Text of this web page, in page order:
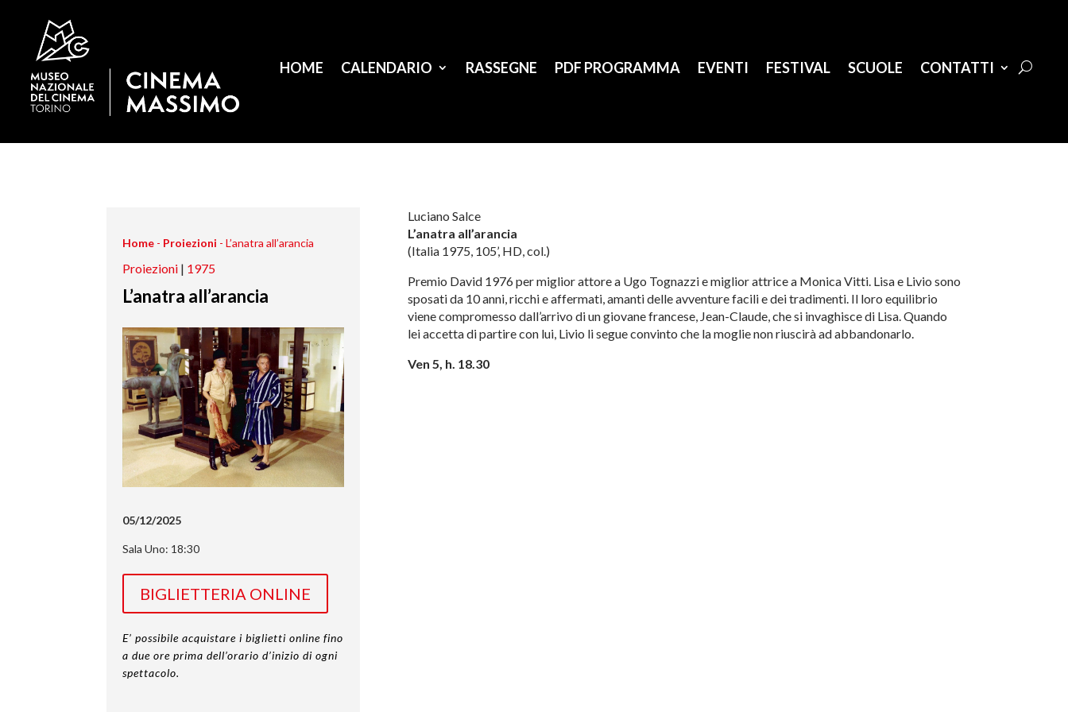
HOME CALENDARIO RASSEGNE PDF PROGRAMMA EVENTI FESTIVAL SCUOLE CONTATTI
Home - Proiezioni -L’anatra all’arancia
Proiezioni | 1975
L’anatra all’arancia
05/12/2025
Sala Uno: 18:30
BIGLIETTERIA ONLINE
E’ possibile acquistare i biglietti online fino
a due ore prima dell’orario d’inizio di ogni
spettacolo.
Luciano Salce
L’anatra all’arancia
(Italia 1975, 105’, HD, col.)
Premio David 1976 per miglior attore a Ugo Tognazzi e miglior attrice a Monica Vitti. Lisa e Livio sono
sposati da 10 anni, ricchi e affermati, amanti delle avventure facili e dei tradimenti. Il loro equilibrio
viene compromesso dall’arrivo di un giovane francese, Jean-Claude, che si invaghisce di Lisa. Quando
lei accetta di partire con lui, Livio li segue convinto che la moglie non riuscirà ad abbandonarlo.
Ven 5, h. 18.30